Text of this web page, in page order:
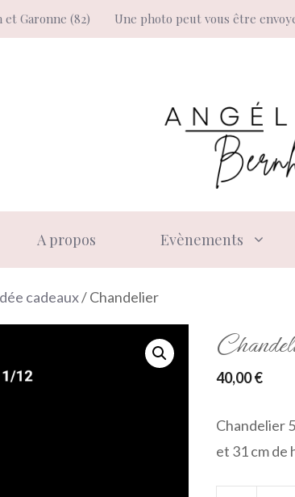
Garonne (82) Une photo peut vous être
A propos Evènements
cadeaux/ Chandelier
40,00€
Chandelier
et 31 cm de